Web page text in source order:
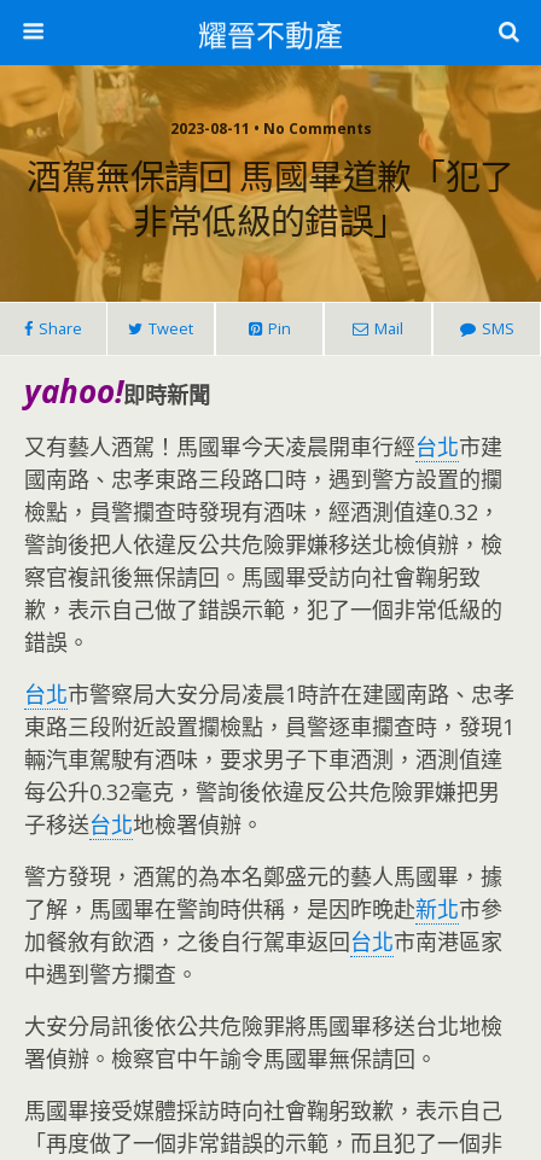
耀晉不動產
2023-08-11 • No Comments
酒駕無保請回 馬國畢道歉「犯了
非常低級的錯誤」
Share Tweet Pin Mail SMS
yahoo!即時新聞
又有藝人酒駕！馬國畢今天凌晨開車行經台北市建
國南路、忠孝東路三段路口時，遇到警方設置的攔
檢點，員警攔查時發現有酒味，經酒測值達0.32，
警詢後把人依違反公共危險罪嫌移送北檢偵辦，檢
察官複訊後無保請回。馬國畢受訪向社會鞠躬致
歉，表示自己做了錯誤示範，犯了一個非常低級的
錯誤。
台北市警察局大安分局凌晨1時許在建國南路、忠孝
東路三段附近設置攔檢點，員警逐車攔查時，發現1
輛汽車駕駛有酒味，要求男子下車酒測，酒測值達
每公升0.32毫克，警詢後依違反公共危險罪嫌把男
子移送台北地檢署偵辦。
警方發現，酒駕的為本名鄭盛元的藝人馬國畢，據
了解，馬國畢在警詢時供稱，是因昨晚赴新北市參
加餐敘有飲酒，之後自行駕車返回台北市南港區家
中遇到警方攔查。
大安分局訊後依公共危險罪將馬國畢移送台北地檢
署偵辦。檢察官中午諭令馬國畢無保請回。
馬國畢接受媒體採訪時向社會鞠躬致歉，表示自己
「再度做了一個非常錯誤的示範，而且犯了一個非